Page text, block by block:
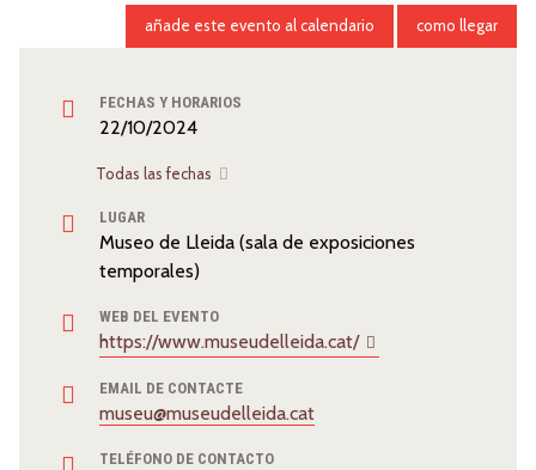
FECHAS Y HORARIOS
22/10/2024
Todas las fechas
LUGAR
Museo de Lleida (sala de exposiciones
temporales)
WEB DEL EVENTO
https://www.museudelleida.cat/
EMAIL DE CONTACTE
museu@museudelleida.cat
TELÉFONO DE CONTACTO
añade este evento al calendario como llegar